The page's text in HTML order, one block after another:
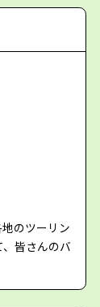
のツーリン
皆さんのバ